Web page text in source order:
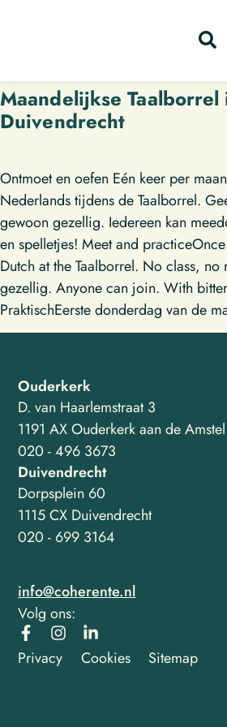
Maandelijkse Taalborrel
Duivendrecht
Ontmoet en oefen Eén keer per
Nederlands tijdens de Taalborrel.
gewoon gezellig. Iedereen kan
en spelletjes! Meet and
Dutch at the Taalborrel. No class, no
gezellig. Anyone can join. With
PraktischEerste donderdag van de
Ouderkerk
D. van Haarlemstraat 3
1191 AX Ouderkerk aan de Amstel
020 - 496 3673
Duivendrecht
Dorpsplein 60
1115 CX Duivendrecht
020 - 699 3164
info@coherente.nl
Volg ons:
Privacy Cookies Sitemap